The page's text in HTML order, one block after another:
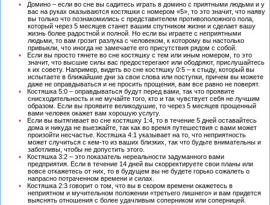
Домино – если во сне вы садитесь играть в домино с приятными людьми и у
вас на руках оказываются костяшки с номером «5», то это значит, что наяву
вы только что познакомились с представителем противоположного пола,
который через 5 месяцев станет вашим спутником жизни и сделает вашу
жизнь более радостной и полной. Но если вы играете с неприятными
людьми, то вам грозит разлука с человеком, к которому вы настолько
привыкли, что иногда не замечаете его присутствия рядом с собой.
Если вы просто тянете во сне костяшку с тем или иным номером, то это
значит, что высшие силы вас предостерегают или ободряют, прислушайтесь
к их совету. Например, видеть во сне костяшку 0:5 – к стыду, который вы
испытаете в ближайшие дни за свои слова или поступки, причем вы можете
даже не оправдываться и не просить прощения, вам все равно не поверят.
Костяшка 5:0 – оправдываться будут перед вами, так что проявите
снисходительность и не мучайте того, кто и так чувствует себя не лучшим
образом. Если вы проявите великодушие, то через 5 месяцев прощенный
вами человек окажет вам хорошую услугу.
Если вы вытягивает во сне костяшку 1:4, то в течение 5 дней оставайтесь
дома и никуда не выезжайте, так как во время путешествия с вами может
произойти несчастье. Костяшка 4:1 указывает на то, что неприятность
может случиться с кем-то из ваших близких, так что будьте внимательны и
заботливы, чтобы не допустить этого.
Костяшка 3:2 – это показатель нереальности задуманного вами
предприятия. Если в течение 14 дней вы скорректируете свои планы или
вовсе откажетесь от них, то в будущем вы не будете горько сожалеть о
напрасно потраченном времени и силах.
Костяшка 2:3 говорит о том, что вы в скором времени окажетесь в
неприятном и мучительном положении «третьего лишнего» и вам придется
выяснять отношения с более удачливым соперником или соперницей.